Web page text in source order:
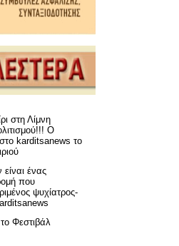
στη Λίμνη
Ο
karditsanews το
ένας
που
ψυχίατρος-
Φεστιβάλ